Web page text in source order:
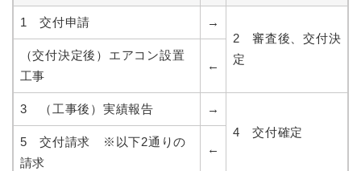
1 交付申請
→
2 審査後、交付決
定
（交付決定後）エアコン設置
工事
←
3 （工事後）実績報告
→
4 交付確定
5 交付請求 ※以下2通りの
請求
←